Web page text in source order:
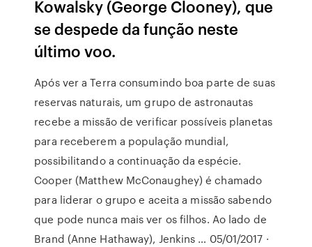
Kowalsky (George Clooney), que
se despede da função neste
último voo.
Após ver a Terra consumindo boa parte de suas
reservas naturais, um grupo de astronautas
recebe a missão de verificar possíveis planetas
para receberem a população mundial,
possibilitando a continuação da espécie.
Cooper (Matthew McConaughey) é chamado
para liderar o grupo e aceita a missão sabendo
que pode nunca mais ver os filhos. Ao lado de
Brand (Anne Hathaway), Jenkins … 05/01/2017 ·